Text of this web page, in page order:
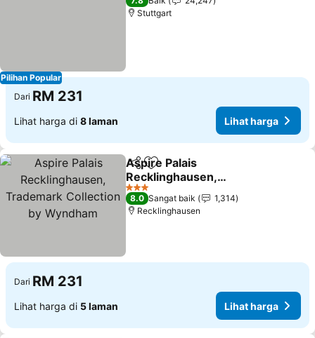
Pilihan Popular
Stuttgart
Dari RM 231
Lihat harga di 8 laman Lihat harga
KongsiTambah ke favorit
Aspire Palais
Recklinghausen,
Trademark Collection by
Wyndham
Lihat harga
3 Bintang
8.0 Sangat baik
1,314
Recklinghausen
Dari RM 231
Lihat harga di 5 laman Lihat harga